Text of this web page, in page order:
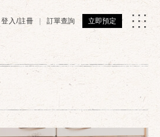
登入/註冊 訂單查詢 立即預定